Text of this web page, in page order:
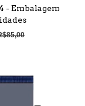
- Embalagem